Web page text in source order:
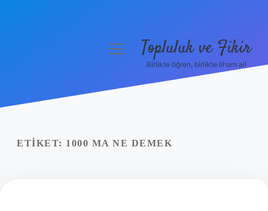
Yasal Uyarı
menüyüTopluluk ve Fikir
Birlikte öğren, birlikte ilham al!
ETIKET: 1000 MA NE DEMEK